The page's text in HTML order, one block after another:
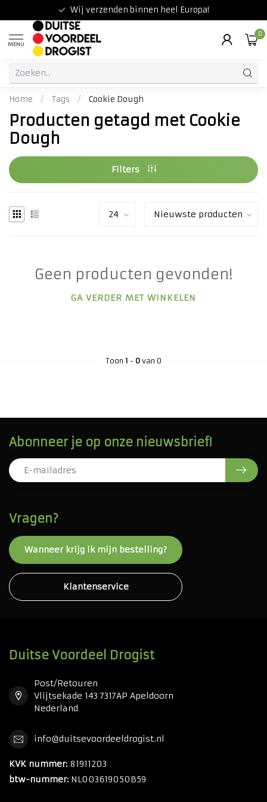
Wij verzenden binnen heel Europa!
MENU
0
Home / Tags / Cookie Dough
Producten getagd met Cookie
Dough
Filters
Geen producten gevonden!
GA VERDER MET WINKELEN
Toon 1 - 0van 0
Vragen?
Wanneer krijg ik mijn bestelling?
Klantenservice
Abonneer je op onze nieuwsbrief!
Duitse Voordeel Drogist
Post/Retouren
Vlijtsekade 143 7317AP Apeldoorn
Nederland
info@duitsevoordeeldrogist.nl
KVK nummer: 81911203
btw-nummer: NL003619050B59